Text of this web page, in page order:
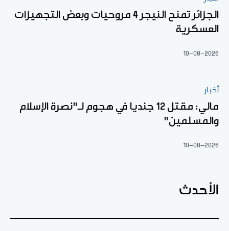
الجزائر تمنح النيجر 4 مروحيات وبعض التجهيزات
العسكرية
10-08-2026
أخبار
مالي: مقتل 12 جنديا في هجوم لـ"نصرة الإسلام
والمسلمين"
10-08-2026
الأحدث